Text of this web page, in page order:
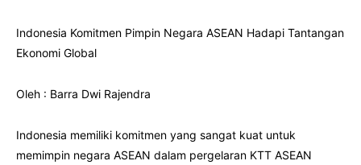
Indonesia Komitmen Pimpin Negara ASEAN Hadapi Tantangan
Ekonomi Global
Oleh : Barra Dwi Rajendra
Indonesia memiliki komitmen yang sangat kuat untuk
memimpin negara ASEAN dalam pergelaran KTT ASEAN